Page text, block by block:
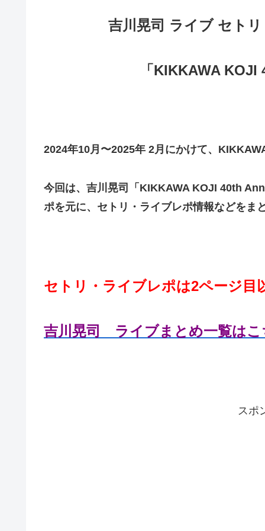
吉川晃司 ライブ セト
「KIKKAWA
2024年10月〜2025年 2月にかけて、
今回は、吉川晃司「KIKKAWA KOJI 40th
ポを元に、セトリ・ライブレポ情報などをま
セトリ・ライブレポは2ページ目
吉川晃司 ライブまとめ一覧はこ
スポ